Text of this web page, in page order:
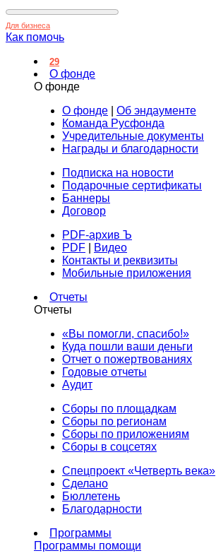
Для бизнеса
Как помочь
29
О фонде
О фонде
О фонде
Об эндаументе
Команда Русфонда
Учредительные документы
Награды и благодарности
Подписка на новости
Подарочные сертификаты
Баннеры
Договор
PDF-архив Ъ
PDF
Видео
Контакты и реквизиты
Мобильные приложения
Отчеты
Отчеты
«Вы помогли, спасибо!»
Куда пошли ваши деньги
Отчет о пожертвованиях
Годовые отчеты
Аудит
Сборы по площадкам
Сборы по регионам
Сборы по приложениям
Сборы в соцсетях
Спецпроект «Четверть века»
Сделано
Бюллетень
Благодарности
Программы
Программы помощи